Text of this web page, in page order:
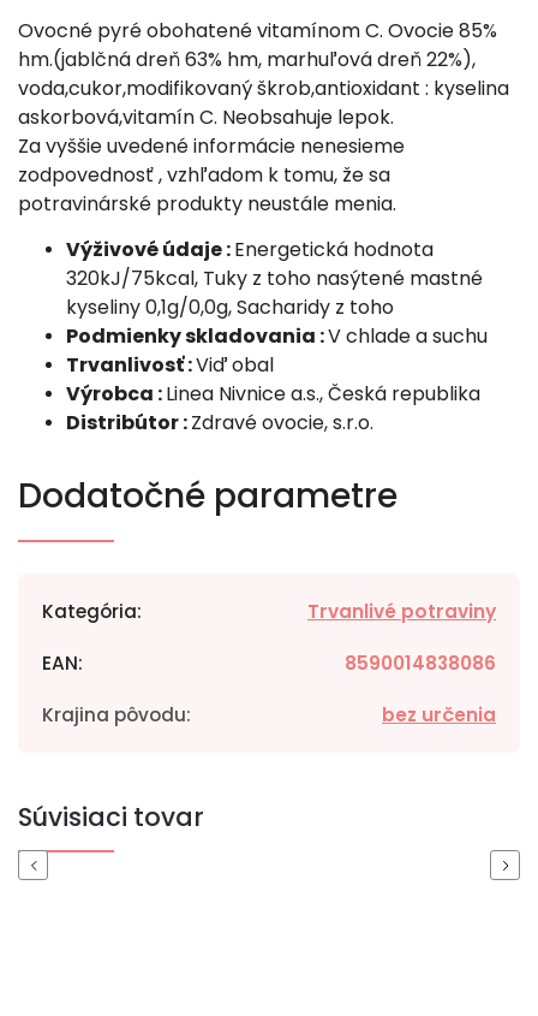
Ovocné pyré obohatené vitamínom C. Ovocie 85%
hm.(jablčná dreň 63% hm, marhuľová dreň 22%),
voda,cukor,modifikovaný škrob,antioxidant : kyselina
askorbová,vitamín C. Neobsahuje lepok.
Za vyššie uvedené informácie nenesieme
zodpovednosť , vzhľadom k tomu, že sa
potravinárské produkty neustále menia.
Výživové údaje :Energetická hodnota
320kJ/75kcal, Tuky z toho nasýtené mastné
kyseliny 0,1g/0,0g, Sacharidy z toho
Podmienky skladovania :V chlade a suchu
Trvanlivosť :Viď obal
Výrobca :Linea Nivnice a.s., Česká republika
Distribútor :Zdravé ovocie, s.r.o.
Dodatočné parametre
Kategória: Trvanlivé potraviny
EAN: 8590014838086
Krajina pôvodu: bez určenia
Súvisiaci tovar
Previous Next